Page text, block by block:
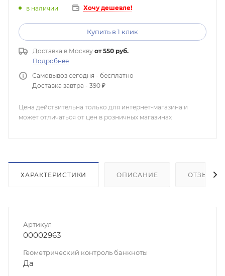
в наличии Хочу дешевле!
Купить в 1 клик
Доставка в Москву от 550 руб.
Подробнее
Самовывоз сегодня - бесплатно
Доставка завтра - 390 ₽
Цена действительна только для интернет-магазина и
может отличаться от цен в розничных магазинах
ХАРАКТЕРИСТИКИ ОПИСАНИЕ ОТЗЫВЫ
Артикул
00002963
Геометрический контроль банкноты
Да